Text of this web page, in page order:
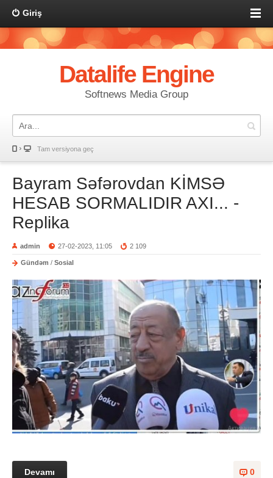
Giriş
Datalife Engine
Softnews Media Group
Tam versiyona geç
Bayram Səfərovdan KİMSƏ
HESAB SORMALIDIR AXI... -
Replika
admin 27-02-2023, 11:05 2 109
Gündəm / Sosial
0
Devamı